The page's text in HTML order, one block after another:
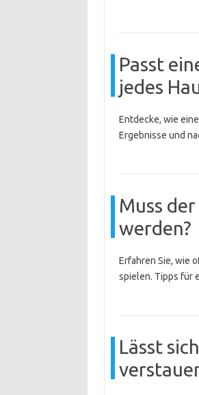
Passt
jedes
Entdecke, wie
Ergebnisse und
Muss
werden?
Erfahren Sie, wie
spielen. Tipps für
Lässt